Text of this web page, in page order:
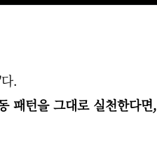
.
패턴을 그대로 실천한다면,